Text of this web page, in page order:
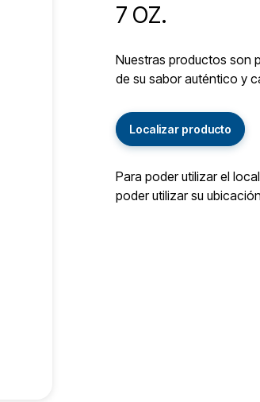
7 OZ.
Nuestras productos son
de su sabor auténtico y
Localizar producto
Para poder utilizar el
poder utilizar su